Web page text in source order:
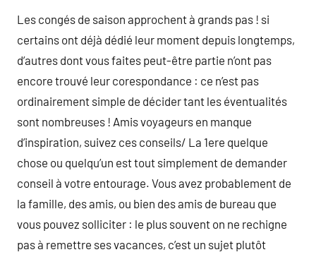
Les congés de saison approchent à grands pas ! si
certains ont déjà dédié leur moment depuis longtemps,
d’autres dont vous faites peut-être partie n’ont pas
encore trouvé leur corespondance : ce n’est pas
ordinairement simple de décider tant les éventualités
sont nombreuses ! Amis voyageurs en manque
d’inspiration, suivez ces conseils/ La 1ere quelque
chose ou quelqu’un est tout simplement de demander
conseil à votre entourage. Vous avez probablement de
la famille, des amis, ou bien des amis de bureau que
vous pouvez solliciter : le plus souvent on ne rechigne
pas à remettre ses vacances, c’est un sujet plutôt